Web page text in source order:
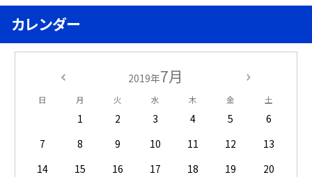
カレンダー
2019年7月
日 月 火 水 木 金 土
1 2 3 4 5
6
7
8 9 10 11 12
13
14
15 16 17 18 19
20